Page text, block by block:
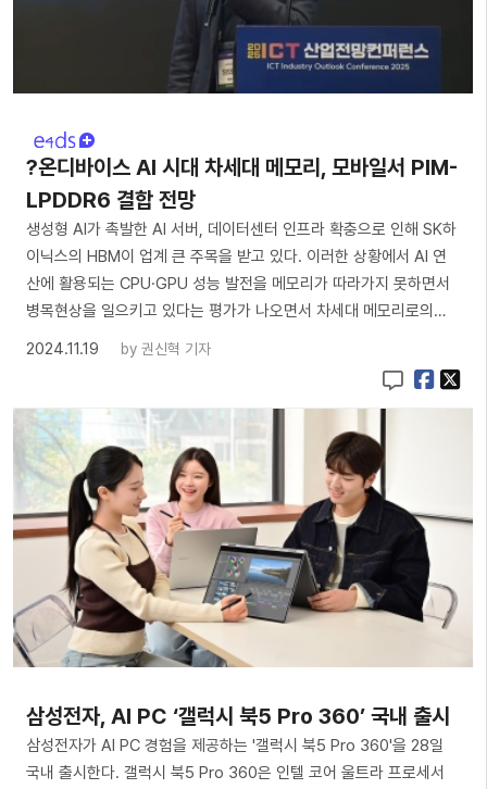
?온디바이스 AI 시대 차세대 메모리, 모바일서 PIM-
LPDDR6 결합 전망
생성형 AI가 촉발한 AI 서버, 데이터센터 인프라 확충으로 인해 SK하
이닉스의 HBM이 업계 큰 주목을 받고 있다. 이러한 상황에서 AI 연
산에 활용되는 CPU·GPU 성능 발전을 메모리가 따라가지 못하면서
병목현상을 일으키고 있다는 평가가 나오면서 차세대 메모리로의…
2024.11.19
by 권신혁 기자
삼성전자, AI PC ‘갤럭시 북5 Pro 360’ 국내 출시
삼성전자가 AI PC 경험을 제공하는 '갤럭시 북5 Pro 360'을 28일
국내 출시한다. 갤럭시 북5 Pro 360은 인텔 코어 울트라 프로세서